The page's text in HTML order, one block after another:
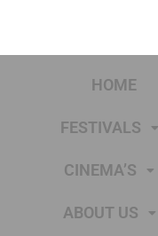
HOME
FESTIVALS
CINEMA’S
ABOUT US